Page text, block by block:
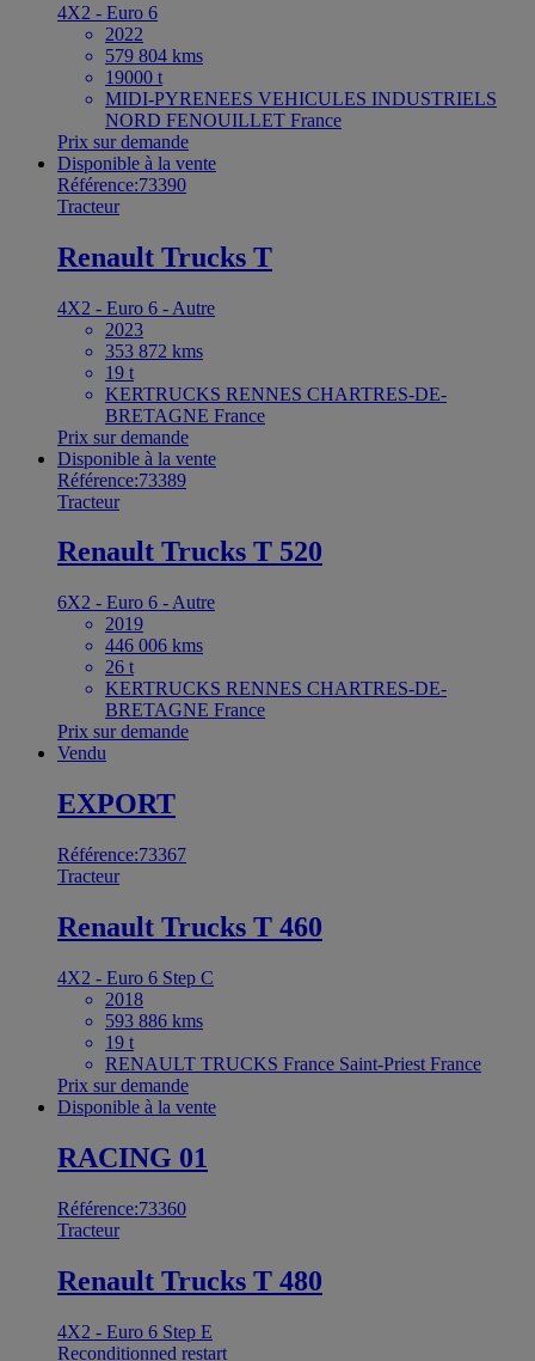
4X2 - Euro 6
2022
579 804 kms
19000 t
MIDI-PYRENEES VEHICULES INDUSTRIELS
NORD FENOUILLET France
Prix sur demande
Disponible à la vente
Référence:73390
Tracteur
Renault Trucks T
4X2 - Euro 6 - Autre
2023
353 872 kms
19 t
KERTRUCKS RENNES CHARTRES-DE-
BRETAGNE France
Prix sur demande
Disponible à la vente
Référence:73389
Tracteur
Renault Trucks T 520
6X2 - Euro 6 - Autre
2019
446 006 kms
26 t
KERTRUCKS RENNES CHARTRES-DE-
BRETAGNE France
Prix sur demande
Vendu
EXPORT
Référence:73367
Tracteur
Renault Trucks T 460
4X2 - Euro 6 Step C
2018
593 886 kms
19 t
RENAULT TRUCKS France Saint-Priest France
Prix sur demande
Disponible à la vente
RACING 01
Référence:73360
Tracteur
Renault Trucks T 480
4X2 - Euro 6 Step E
Reconditionned restart